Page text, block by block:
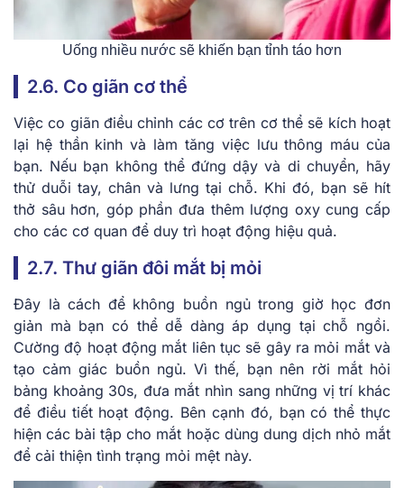
Uống nhiều nước sẽ khiến bạn tỉnh táo hơn
2.6. Co giãn cơ thể
Việc co giãn điều chỉnh các cơ trên cơ thể sẽ kích hoạt
lại hệ thần kinh và làm tăng việc lưu thông máu của
bạn. Nếu bạn không thể đứng dậy và di chuyển, hãy
thử duỗi tay, chân và lưng tại chỗ. Khi đó, bạn sẽ hít
thở sâu hơn, góp phần đưa thêm lượng oxy cung cấp
cho các cơ quan để duy trì hoạt động hiệu quả.
2.7. Thư giãn đôi mắt bị mỏi
Đây là cách để không buồn ngủ trong giờ học đơn
giản mà bạn có thể dễ dàng áp dụng tại chỗ ngồi.
Cường độ hoạt động mắt liên tục sẽ gây ra mỏi mắt và
tạo cảm giác buồn ngủ. Vì thế, bạn nên rời mắt hỏi
bảng khoảng 30s, đưa mắt nhìn sang những vị trí khác
để điều tiết hoạt động. Bên cạnh đó, bạn có thể thực
hiện các bài tập cho mắt hoặc dùng dung dịch nhỏ mắt
để cải thiện tình trạng mỏi mệt này.